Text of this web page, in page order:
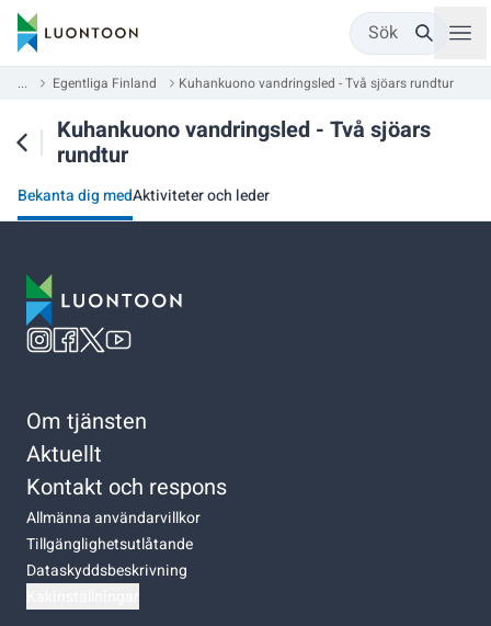
Sök
... Egentliga Finland Kuhankuono vandringsled - Två sjöars rundtur
Kuhankuono vandringsled - Två sjöars
rundtur
Bekanta dig medAktiviteter och leder
Om tjänsten
Aktuellt
Kontakt och respons
Allmänna användarvillkor
Tillgänglighetsutlåtande
Dataskyddsbeskrivning